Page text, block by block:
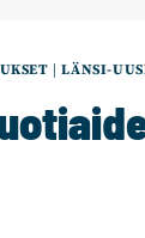
|LÄNSI-